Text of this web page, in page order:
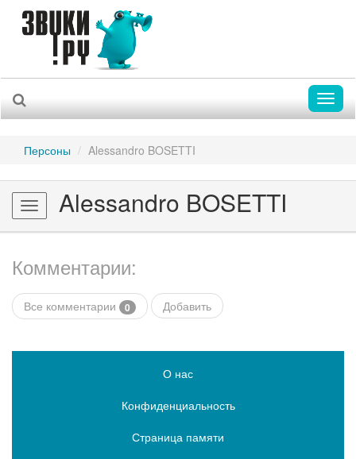
Персоны Alessandro BOSETTI
Toggle
navigation
Alessandro BOSETTI
Комментарии:
Все комментарии 0 Добавить
О нас
Конфиденциальность
Страница памяти